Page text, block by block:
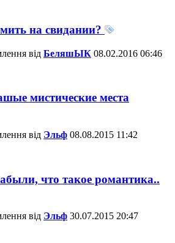
на свидании?
від БеляшЫК 08.02.2016 06:46
мистические места
від Эльф 08.08.2015 11:42
что такое романтика..
від Эльф 30.07.2015 20:47